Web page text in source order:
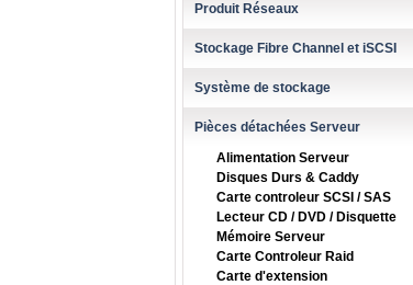
Produit Réseaux
Stockage Fibre Channel et iSCSI
Système de stockage
Pièces détachées Serveur
Alimentation Serveur
Disques Durs & Caddy
Carte controleur SCSI / SAS
Lecteur CD / DVD / Disquette
Mémoire Serveur
Carte Controleur Raid
Carte d'extension